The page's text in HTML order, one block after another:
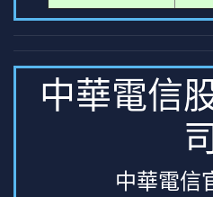
中華電信
中華電信